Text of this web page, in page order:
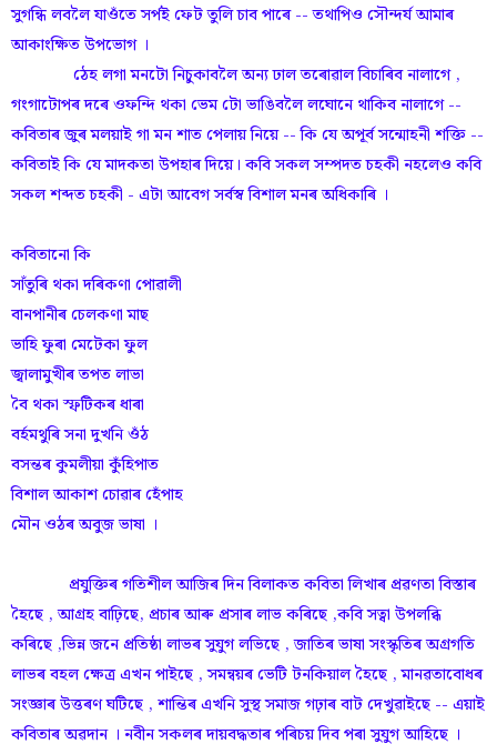
সুগন্ধি লবলৈ যাওঁতে সৰ্পই ফেট তুলি চাব পাৰে -- তথাপিও সৌন্দৰ্য আমাৰ
আকাংক্ষিত উপভোগ ।
ঠেহ লগা মনটো নিচুকাবলৈ অন্য ঢাল তৰোৱাল বিচাৰিব নালাগে ,
গংগাটোপৰ দৰে ওফন্দি থকা ভেম টো ভাঙিবলৈ লঘোনে থাকিব নালাগে --
কবিতাৰ জুৰ মলয়াই গা মন শাত পেলায় নিয়ে -- কি যে অপূৰ্ব সন্মোহনী শক্তি --
কবিতাই কি যে মাদকতা উপহাৰ দিয়ে। কবি সকল সম্পদত চহকী নহলেও কবি
সকল শব্দত চহকী - এটা আবেগ সৰ্বস্ব বিশাল মনৰ অধিকাৰি ।
কবিতানো কি
সাঁ‌তুৰি থকা দৰিকণা পোৱালী
বানপানীৰ চেলকণা মাছ
ভাহি ফুৰা মেটেকা ফুল
জ্বালামুখীৰ তপত লাভা
বৈ থকা স্ফটিকৰ ধাৰা
বৰ্হমথুৰি সনা দুখনি ওঁ‌ঠ
বসন্তৰ কুমলীয়া কুঁ‌হিপাত
বিশাল আকাশ চোৱাৰ হেঁ‌পাহ
মৌন ওঠৰ অবুজ ভাষা ।
প্ৰযুক্তিৰ গতিশীল আজিৰ দিন বিলাকত কবিতা লিখাৰ প্ৰৱণতা বিস্তাৰ
হৈছে , আগ্ৰহ বাঢ়িছে, প্ৰচাৰ আৰু প্ৰসাৰ লাভ কৰিছে ,কবি সত্বা উপলব্ধি
কৰিছে ,ভিন্ন জনে প্ৰতিষ্ঠা লাভৰ সুযুগ লভিছে , জাতিৰ ভাষা সংস্কৃতিৰ অগ্ৰগতি
লাভৰ বহল ক্ষেত্ৰ এখন পাইছে , সমন্বয়ৰ ভেটি টনকিয়াল হৈছে , মানৱতাবোধৰ
সংজ্ঞাৰ উত্তৰণ ঘটিছে , শান্তিৰ এখনি সুস্থ সমাজ গঢ়াৰ বাট দেখুৱাইছে -- এয়াই
কবিতাৰ অৱদান । নবীন সকলৰ দায়বদ্ধতাৰ পৰিচয় দিব পৰা সুযুগ আহিছে ।